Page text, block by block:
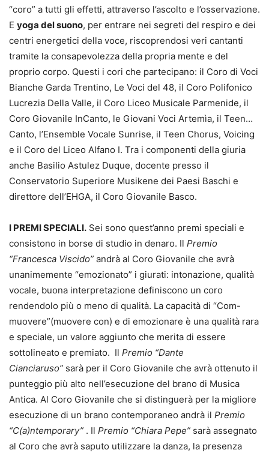
“coro” a tutti gli effetti, attraverso l’ascolto e l’osservazione.
E yoga del suono, per entrare nei segreti del respiro e dei
centri energetici della voce, riscoprendosi veri cantanti
tramite la consapevolezza della propria mente e del
proprio corpo. Questi i cori che partecipano: il Coro di Voci
Bianche Garda Trentino, Le Voci del 48, il Coro Polifonico
Lucrezia Della Valle, il Coro Liceo Musicale Parmenide, il
Coro Giovanile InCanto, le Giovani Voci Artemìa, il Teen…
Canto, l’Ensemble Vocale Sunrise, il Teen Chorus, Voicing
e il Coro del Liceo Alfano I. Tra i componenti della giuria
anche Basilio Astulez Duque, docente presso il
Conservatorio Superiore Musikene dei Paesi Baschi e
direttore dell’EHGA, il Coro Giovanile Basco.
I PREMI SPECIALI. Sei sono quest’anno premi speciali e
consistono in borse di studio in denaro. Il Premio
“Francesca Viscido” andrà al Coro Giovanile che avrà
unanimemente “emozionato” i giurati: intonazione, qualità
vocale, buona interpretazione definiscono un coro
rendendolo più o meno di qualità. La capacità di “Com-
muovere”(muovere con) e di emozionare è una qualità rara
e speciale, un valore aggiunto che merita di essere
sottolineato e premiato. Il Premio “Dante
Cianciaruso” sarà per il Coro Giovanile che avrà ottenuto il
punteggio più alto nell’esecuzione del brano di Musica
Antica. Al Coro Giovanile che si distinguerà per la migliore
esecuzione di un brano contemporaneo andrà il Premio
“C(a)ntemporary” . Il Premio “Chiara Pepe” sarà assegnato
al Coro che avrà saputo utilizzare la danza, la presenza